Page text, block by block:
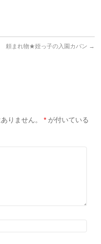
頼まれ物★姪っ子の入園カバン →
りません。 * が付いている